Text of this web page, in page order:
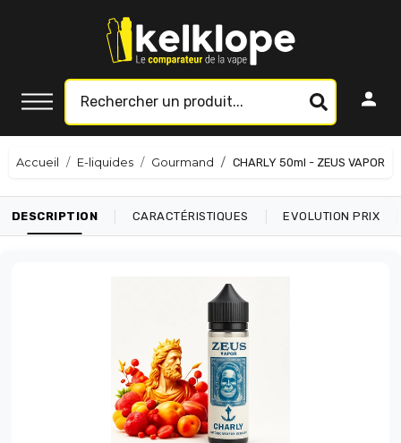
Accueil E-liquides Gourmand CHARLY 50ml - ZEUS VAPOR
DESCRIPTION CARACTÉRISTIQUES EVOLUTION PRIX